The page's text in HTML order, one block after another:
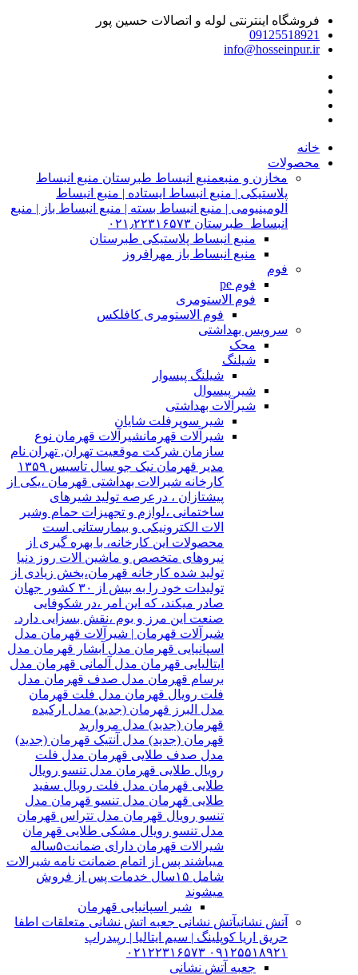
فروشگاه اینترنتی لوله و اتصالات حسین پور
09125518921
info@hosseinpur.ir
خانه
محصولات
مخازن و منبعمنبع انبساط طبرستان منبع انبساط
پلاستیکی | منبع انبساط ایستاده | منبع انبساط
الومینیومی | منبع انبساط بسته | منبع انبساط باز | منبع
انبساط طبرستان ۰۲۱٫۲۲۳۱۶۵۷۳
منبع انبساط پلاستیکی طبرستان
منبع انبساط باز مهرافروز
فوم
فوم pe
فوم الاستومری
فوم الاستومری کافلکس
سرویس بهداشتی
محک
شیلنگ
شیلنگ پیسوار
شیر پیسوال
شیرآلات بهداشتی
شیر سوپرفلت شایان
شیرآلات قهرمانشیرآلات قهرمان نوع
سازمان شرکت موقعیت تهران, تهران نام
مدیر قهرمان نیک جو سال تاسیس ۱۳۵۹
کارخانه شیرالات بهداشتی قهرمان ،یکی از
پیشتازان ، درعرصه تولید شیرهای
ساختمانی ،لوازم و تجهیزات حمام وشیر
الات الکترونیکی و بیمارستانی است
محصولات این کارخانه، با بهره گیری از
نیروهای متخصص و ماشین الات روز دنیا
تولید شده کارخانه قهرمان،بخش زیادی از
تولیدات خود را به بیش از ۳۰ کشور جهان
صادر میکند، که این امر ،در شکوفایی
صنعت این مرز و بوم ،نقش بسزایی دارد.
شیرآلات قهرمان | شیرآلات قهرمان مدل
اسپانیایی قهرمان مدل آبشار قهرمان مدل
ایتالیایی قهرمان مدل آلمانی قهرمان مدل
برسام قهرمان مدل صدف قهرمان مدل
فلت رویال قهرمان مدل فلت قهرمان
مدل البرز قهرمان (جدید) مدل ارکیده
قهرمان (جدید) مدل مروارید
قهرمان (جدید) مدل آنتیک قهرمان (جدید)
مدل صدف طلایی قهرمان مدل فلت
رویال طلایی قهرمان مدل تنسو رویال
طلایی قهرمان مدل فلت رویال سفید
طلایی قهرمان مدل تنسو قهرمان مدل
تنسو رویال قهرمان مدل تتراس قهرمان
مدل تنسو رویال مشکی طلایی قهرمان
شیرالات قهرمان دارای ضمانت۵ساله
میباشند پس از اتمام ضمانت نامه شیرالات
شامل ۱۵سال خدمات پس از فروش
میشوند
شیر اسپانیایی قهرمان
آتش نشانیآتش نشانی جعبه اتش نشانی متعلقات اطفا
حریق اریا کوپلینگ | سیم ایتالیا | رپیدراپ
۰۹۱۲۵۵۱۸۹۲۱ ۰۲۱۲۲۳۱۶۵۷۳
جعبه آتش نشانی